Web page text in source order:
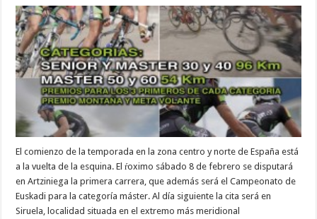
El comienzo de la temporada en la zona centro y norte de España está
a la vuelta de la esquina. El ŕoximo sábado 8 de febrero se disputará
en Artziniega la primera carrera, que además será el Campeonato de
Euskadi para la categoría máster. Al día siguiente la cita será en
Siruela, localidad situada en el extremo más meridional